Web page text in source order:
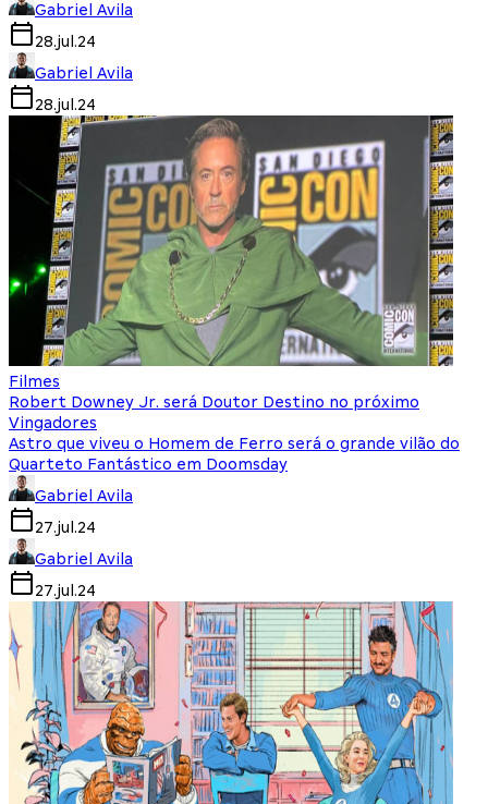
Gabriel Avila
28.jul.24
Gabriel Avila
28.jul.24
Filmes
Robert Downey Jr. será Doutor Destino no próximo
Vingadores
Astro que viveu o Homem de Ferro será o grande vilão do
Quarteto Fantástico em Doomsday
Gabriel Avila
27.jul.24
Gabriel Avila
27.jul.24